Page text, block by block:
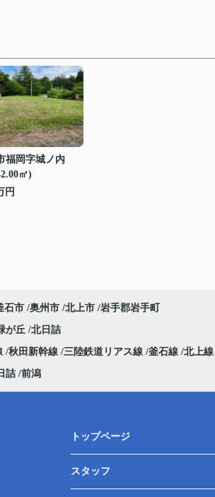
福岡字城ノ内
㎡)
円
石市 奥州市 北上市 岩手郡岩手町
が丘 北日詰
秋田新幹線 三陸鉄道リアス線 釜石線 北上
詰 前潟
トップページ
スタッフ